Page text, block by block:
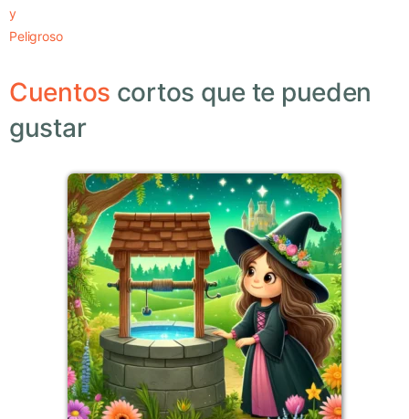
y
Peligroso
Cuentos cortos que te pueden
gustar